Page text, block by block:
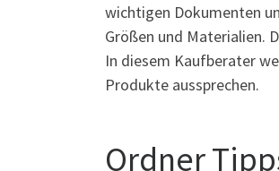
wichtigen Dokumenten
Größen und Materialien.
In diesem Kaufberater
Produkte aussprechen.
Ordner